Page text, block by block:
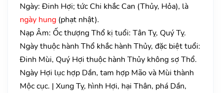
Ngày: Đinh Hợi; tức Chi khắc Can (Thủy, Hỏa), là
ngày hung (phạt nhật).
Nạp Âm: Ốc thượng Thổ kị tuổi: Tân Tỵ, Quý Tỵ.
Ngày thuộc hành Thổ khắc hành Thủy, đặc biệt tuổi:
Đinh Mùi, Quý Hợi thuộc hành Thủy không sợ Thổ.
Ngày Hợi lục hợp Dần, tam hợp Mão và Mùi thành
Mộc cục. | Xung Tỵ, hình Hợi, hại Thân, phá Dần,